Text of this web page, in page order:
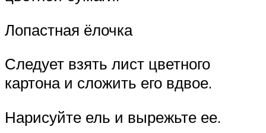
Лопастная ёлочка
Следует взять лист цветного
картона и сложить его вдвое.
Нарисуйте ель и вырежьте ее.